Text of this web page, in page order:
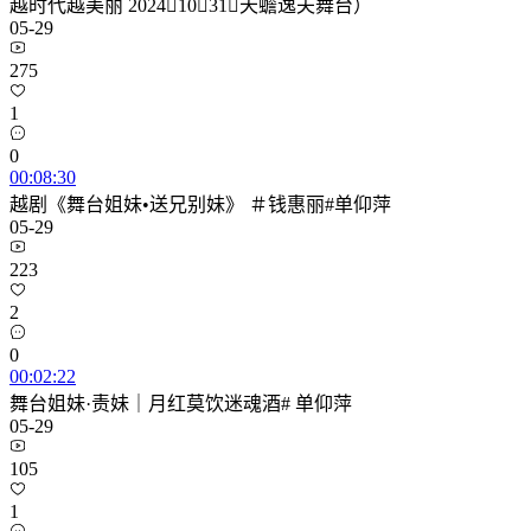
越时代越美丽 20241031（天蟾逸夫舞台）
05-29
275
1
0
00:08:30
越剧《舞台姐妹•送兄别妹》 ＃钱惠丽#单仰萍
05-29
223
2
0
00:02:22
舞台姐妹·责妹｜月红莫饮迷魂酒# 单仰萍
05-29
105
1